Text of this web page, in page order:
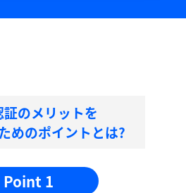
証のメリットを
めのポイントとは?
Point 1